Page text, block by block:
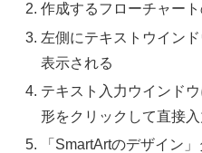
作成するフローチャー
左側にテキストウイン
表示される
テキスト入力ウインド
形をクリックして直接入
「SmartArtのデザイン